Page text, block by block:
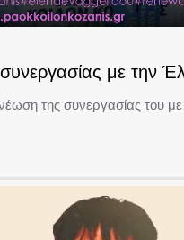
με την
της συνεργασίας του